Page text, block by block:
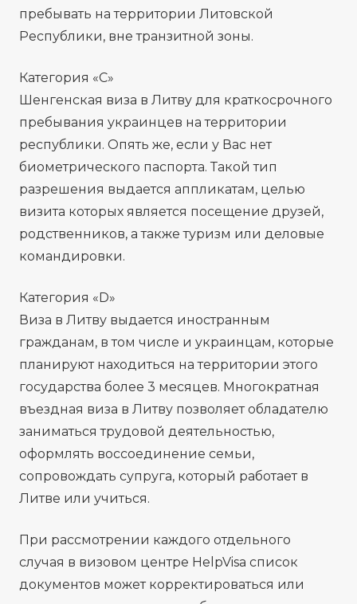
пребывать на территории Литовской
Республики, вне транзитной зоны.
Категория «C»
Шенгенская виза в Литву для краткосрочного
пребывания украинцев на территории
республики. Опять же, если у Вас нет
биометрического паспорта. Такой тип
разрешения выдается аппликатам, целью
визита которых является посещение друзей,
родственников, а также туризм или деловые
командировки.
Категория «D»
Виза в Литву выдается иностранным
гражданам, в том числе и украинцам, которые
планируют находиться на территории этого
государства более 3 месяцев. Многократная
въездная виза в Литву позволяет обладателю
заниматься трудовой деятельностью,
оформлять воссоединение семьи,
сопровождать супруга, который работает в
Литве или учиться.
При рассмотрении каждого отдельного
случая в визовом центре HelpVisa список
документов может корректироваться или